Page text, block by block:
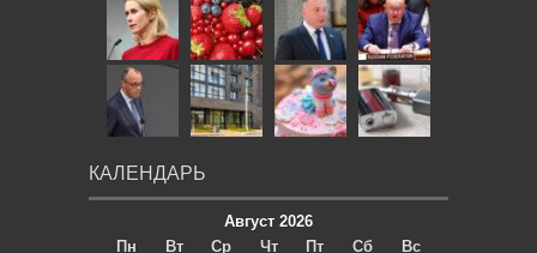
КАЛЕНДАРЬ
Август 2026
Пн
Вт Ср Чт Пт Сб
Вс